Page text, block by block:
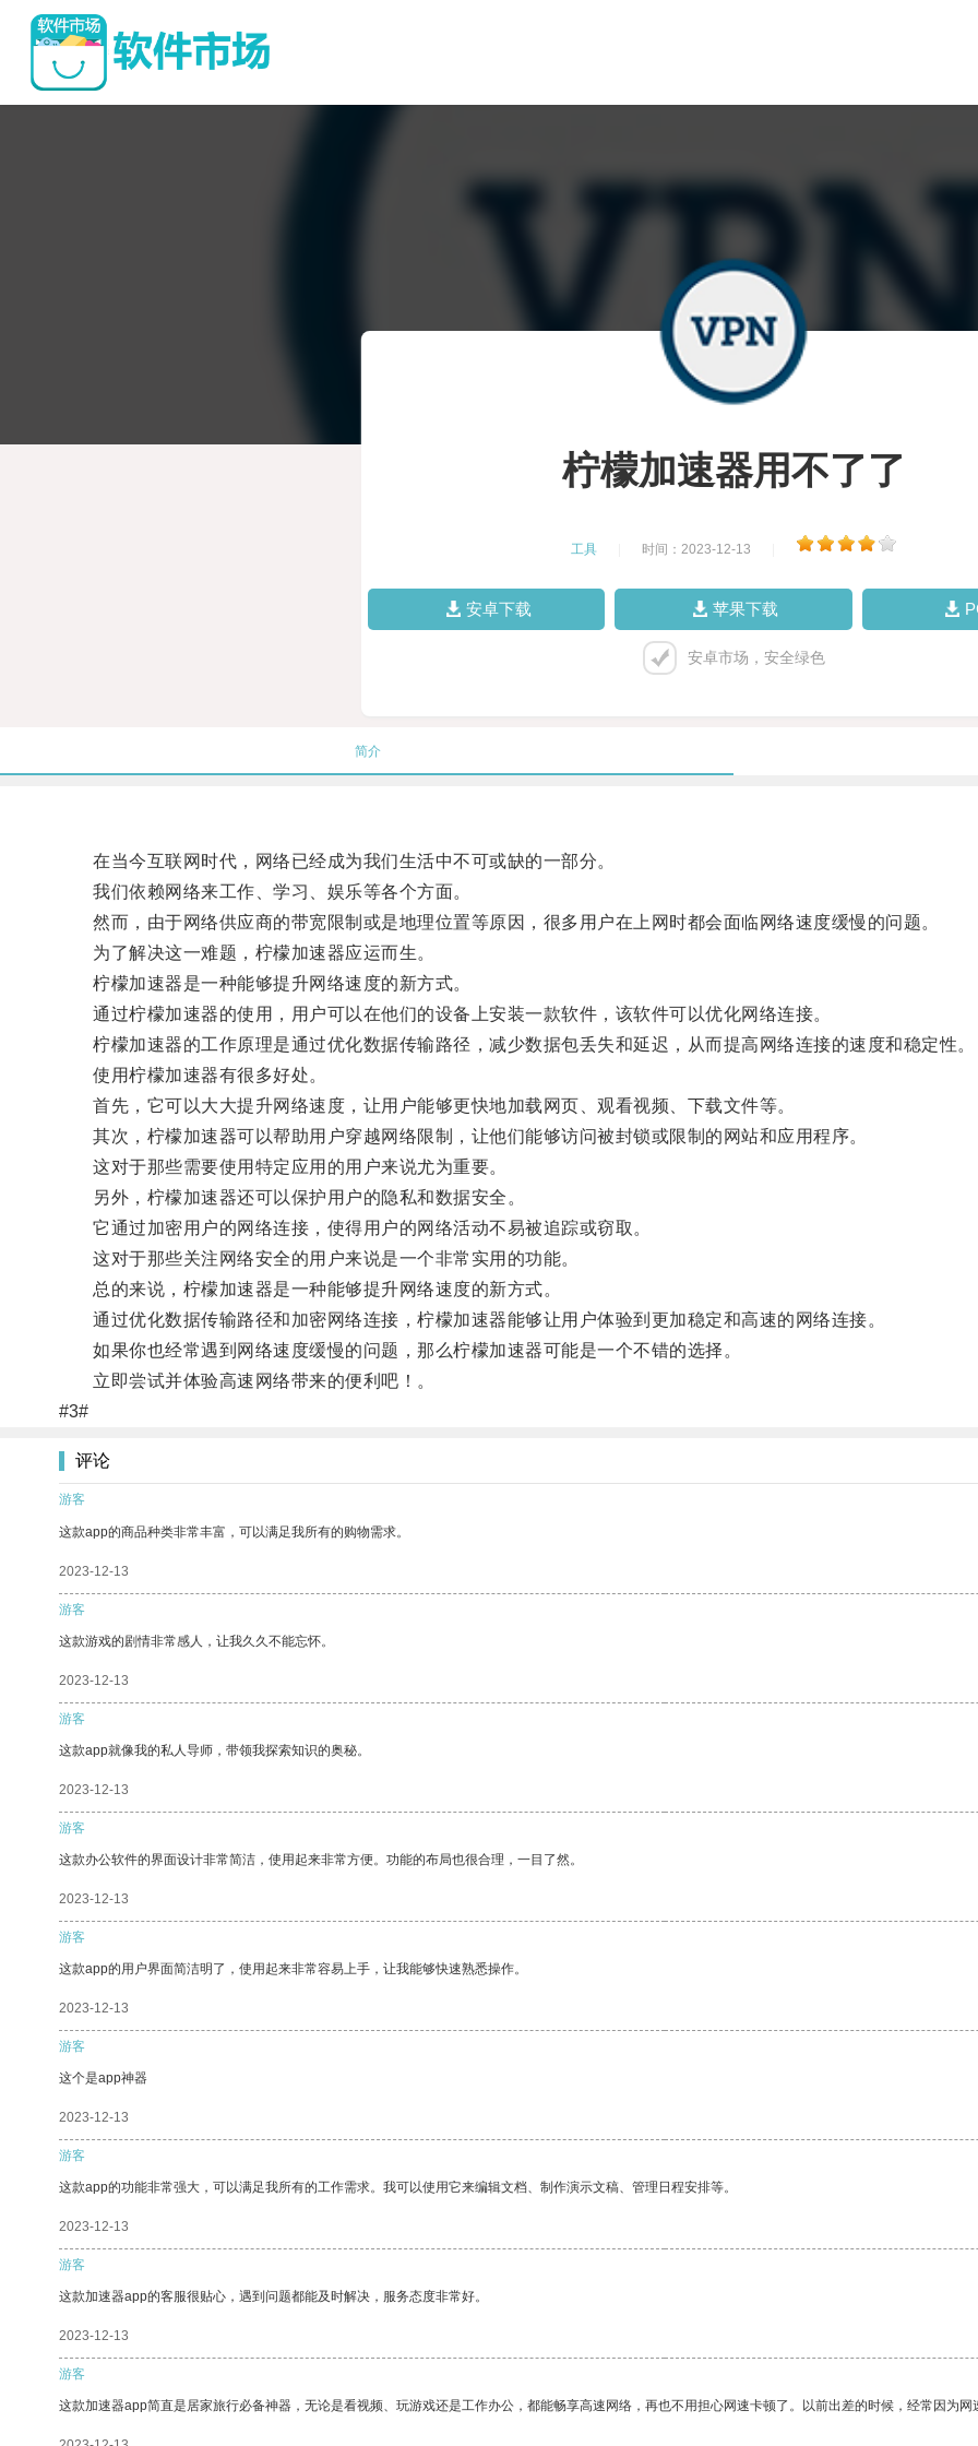
柠檬加速器用不了了
工具 时间：2023-12-13
安卓下载 苹果下载
安卓市场，安全绿色
简介
在当今互联网时代，网络已经成为我们生活中不可或缺的一部分。
我们依赖网络来工作、学习、娱乐等各个方面。
然而，由于网络供应商的带宽限制或是地理位置等原因，很多用户在上网时都会面临网络速度缓慢的问题。
为了解决这一难题，柠檬加速器应运而生。
柠檬加速器是一种能够提升网络速度的新方式。
通过柠檬加速器的使用，用户可以在他们的设备上安装一款软件，该软件可以优化网络连接。
柠檬加速器的工作原理是通过优化数据传输路径，减少数据包丢失和延迟，从而提高网络连接的速度和稳定性。
使用柠檬加速器有很多好处。
首先，它可以大大提升网络速度，让用户能够更快地加载网页、观看视频、下载文件等。
其次，柠檬加速器可以帮助用户穿越网络限制，让他们能够访问被封锁或限制的网站和应用程序。
这对于那些需要使用特定应用的用户来说尤为重要。
另外，柠檬加速器还可以保护用户的隐私和数据安全。
它通过加密用户的网络连接，使得用户的网络活动不易被追踪或窃取。
这对于那些关注网络安全的用户来说是一个非常实用的功能。
总的来说，柠檬加速器是一种能够提升网络速度的新方式。
通过优化数据传输路径和加密网络连接，柠檬加速器能够让用户体验到更加稳定和高速的网络连接。
如果你也经常遇到网络速度缓慢的问题，那么柠檬加速器可能是一个不错的选择。
立即尝试并体验高速网络带来的便利吧！。
#3#
评论
游客
这款app的商品种类非常丰富，可以满足我所有的购物需求。
2023-12-13
游客
这款游戏的剧情非常感人，让我久久不能忘怀。
2023-12-13
游客
这款app就像我的私人导师，带领我探索知识的奥秘。
2023-12-13
游客
这款办公软件的界面设计非常简洁，使用起来非常方便。功能的布局也很合理，一目了然。
2023-12-13
游客
这款app的用户界面简洁明了，使用起来非常容易上手，让我能够快速熟悉操作。
2023-12-13
游客
这个是app神器
2023-12-13
游客
这款app的功能非常强大，可以满足我所有的工作需求。我可以使用它来编辑文档、制作演示文稿、管理日程安排等。
2023-12-13
游客
这款加速器app的客服很贴心，遇到问题都能及时解决，服务态度非常好。
2023-12-13
游客
这款加速器app简直是居家旅行必备神器，无论是看视频、玩游戏还是工作办公，都能畅享高速网络，再也不用担心网速卡顿了。以前出差的时候，经常因为